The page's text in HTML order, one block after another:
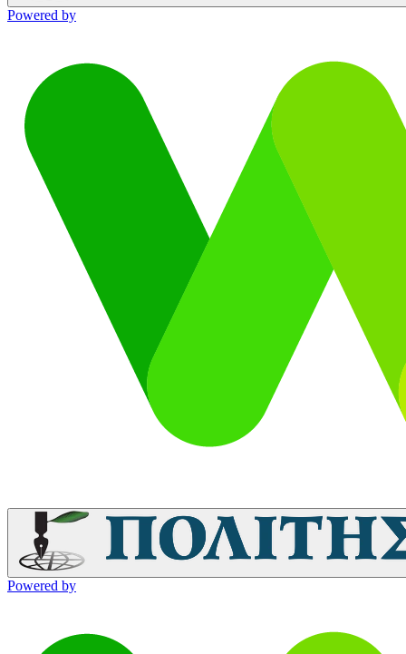
Powered by
Powered by